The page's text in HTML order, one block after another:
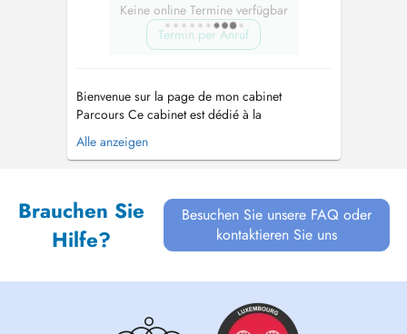
Keine online Termine verfügbar
Termin per Anruf
Bienvenue sur la page de mon cabinet
Parcours Ce cabinet est dédié à la
psychomotricité à tous les âges, proposé par
une psychomotricienne disposant de 16 ans
parental, du vieillissement actif et des soins
palliatifs. ...
Alle anzeigen
Brauchen Sie
Hilfe?
Besuchen Sie unsere FAQ oder
kontaktieren Sie uns